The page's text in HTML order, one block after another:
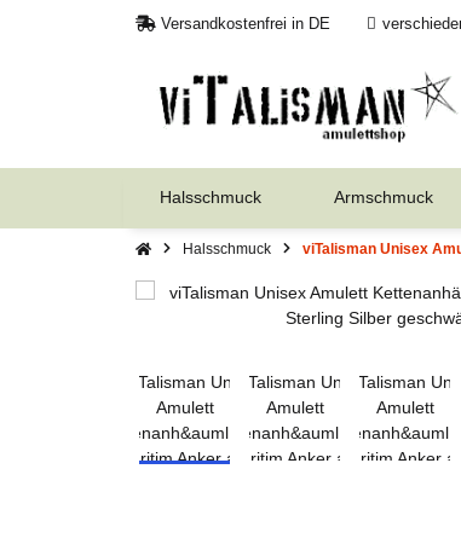
Versandkostenfrei in DE
Halsschmuck Armschmuck
Halsschmuck viTalisman Unisex